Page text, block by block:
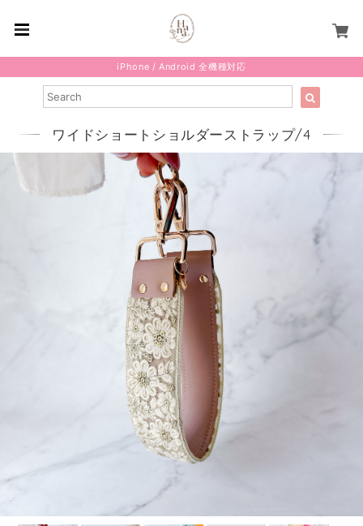
iPhone / Android 全機種対応
ワイドショートショルダーストラップ/4